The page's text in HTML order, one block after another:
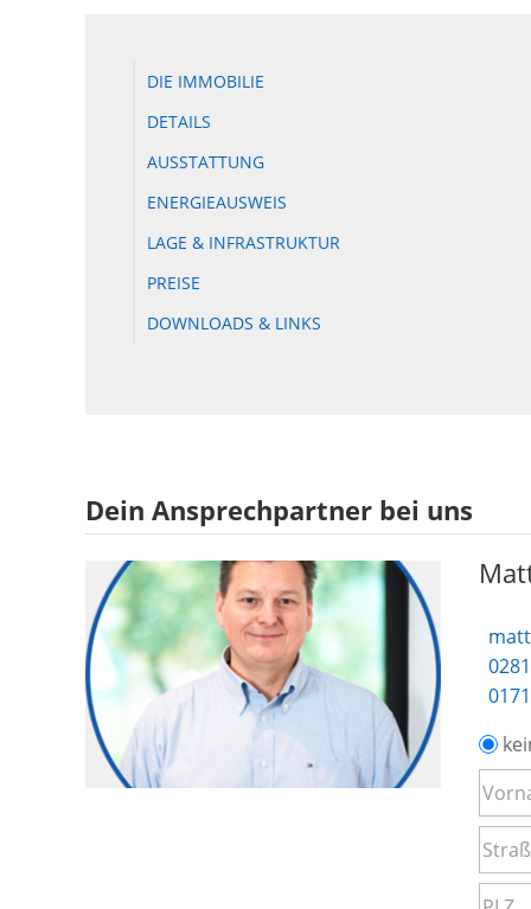
DIE IMMOBILIE
DETAILS
AUSSTATTUNG
ENERGIEAUSWEIS
LAGE & INFRASTRUKTUR
PREISE
DOWNLOADS & LINKS
Dein Ansprechpartner bei uns